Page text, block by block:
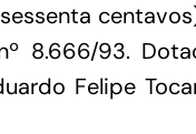
8.666/93.
Felipe